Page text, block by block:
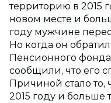
территорию в 2015
новом месте и
году мужчине
Но когда он
Пенсионного
сообщили, что его
Причиной стало то,
2015 году и больше